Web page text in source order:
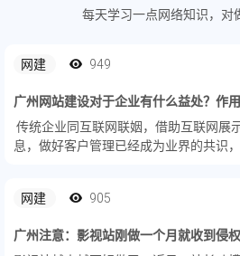
每天学习一点网络知识，对
网建 949
广州网站建设对于企业有什么益处？作用
传统企业同互联网联姻，借助互联网展
息，做好客户管理已经成为业界的共识
早已不是...
网建 905
广州注意：影视站刚做一个月就收到侵